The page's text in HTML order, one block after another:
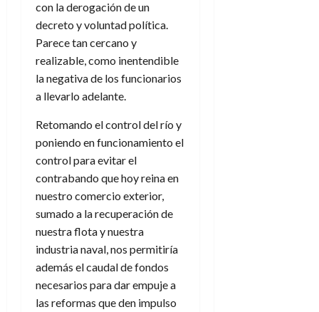
con la derogación de un
decreto y voluntad política.
Parece tan cercano y
realizable, como inentendible
la negativa de los funcionarios
a llevarlo adelante.
Retomando el control del río y
poniendo en funcionamiento el
control para evitar el
contrabando que hoy reina en
nuestro comercio exterior,
sumado a la recuperación de
nuestra flota y nuestra
industria naval, nos permitiría
además el caudal de fondos
necesarios para dar empuje a
las reformas que den impulso